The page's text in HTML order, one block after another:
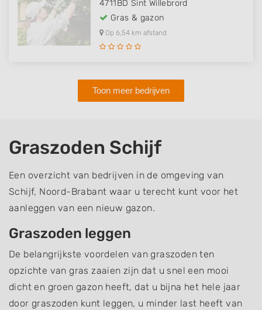
4711BD Sint Willebrord
Gras & gazon
Op 6,54 km afstand
Toon meer bedrijven
Graszoden Schijf
Een overzicht van bedrijven in de omgeving van
Schijf, Noord-Brabant waar u terecht kunt voor het
aanleggen van een nieuw gazon.
Graszoden leggen
De belangrijkste voordelen van graszoden ten
opzichte van gras zaaien zijn dat u snel een mooi
dicht en groen gazon heeft, dat u bijna het hele jaar
door graszoden kunt leggen, u minder last heeft van